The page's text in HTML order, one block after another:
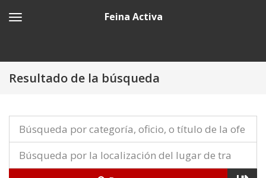
Feina Activa
Resultado de la búsqueda